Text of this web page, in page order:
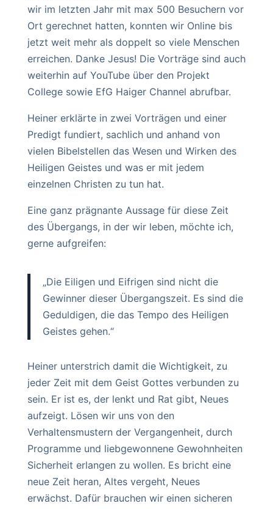
wir im letzten Jahr mit max 500 Besuchern vor
Ort gerechnet hatten, konnten wir Online bis
jetzt weit mehr als doppelt so viele Menschen
erreichen. Danke Jesus! Die Vorträge sind auch
weiterhin auf YouTube über den Projekt
College sowie EfG Haiger Channel abrufbar.
Heiner erklärte in zwei Vorträgen und einer
Predigt fundiert, sachlich und anhand von
vielen Bibelstellen das Wesen und Wirken des
Heiligen Geistes und was er mit jedem
einzelnen Christen zu tun hat.
Eine ganz prägnante Aussage für diese Zeit
des Übergangs, in der wir leben, möchte ich,
gerne aufgreifen:
„Die Eiligen und Eifrigen sind nicht die
Gewinner dieser Übergangszeit. Es sind die
Geduldigen, die das Tempo des Heiligen
Geistes gehen.“
Heiner unterstrich damit die Wichtigkeit, zu
jeder Zeit mit dem Geist Gottes verbunden zu
sein. Er ist es, der lenkt und Rat gibt, Neues
aufzeigt. Lösen wir uns von den
Verhaltensmustern der Vergangenheit, durch
Programme und liebgewonnene Gewohnheiten
Sicherheit erlangen zu wollen. Es bricht eine
neue Zeit heran, Altes vergeht, Neues
erwächst. Dafür brauchen wir einen sicheren